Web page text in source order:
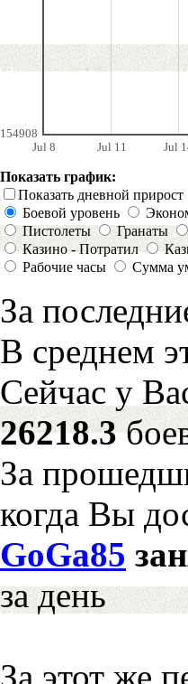
Jul 8 Jul 11 Jul
154908
Показать график:
Показать дневной прирост
Боевой уровень
Пистолеты
Гранаты
Казино - Потратил
Рабочие часы
Сумма
За
В среднем
Сейчас у
26218.3
За
когда Вы
GoGa85
за день
За этот же